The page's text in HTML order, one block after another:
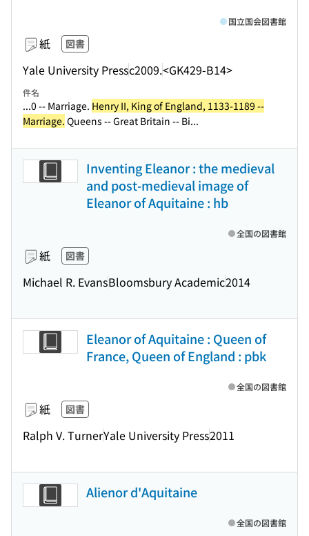
紙 図書
Yale University Pressc2009.<GK429-B14>
国立国会図書館
件名
...0 -- Marriage. Henry II, King of England, 1133-1189 --
Marriage. Queens -- Great Britain -- Bi...
Inventing Eleanor : the medieval
and post-medieval image of
Eleanor of Aquitaine : hb
紙 図書
Michael R. EvansBloomsbury Academic2014
全国の図書館
Eleanor of Aquitaine : Queen of
France, Queen of England : pbk
紙 図書
Ralph V. TurnerYale University Press2011
全国の図書館
Alienor d'Aquitaine
全国の図書館